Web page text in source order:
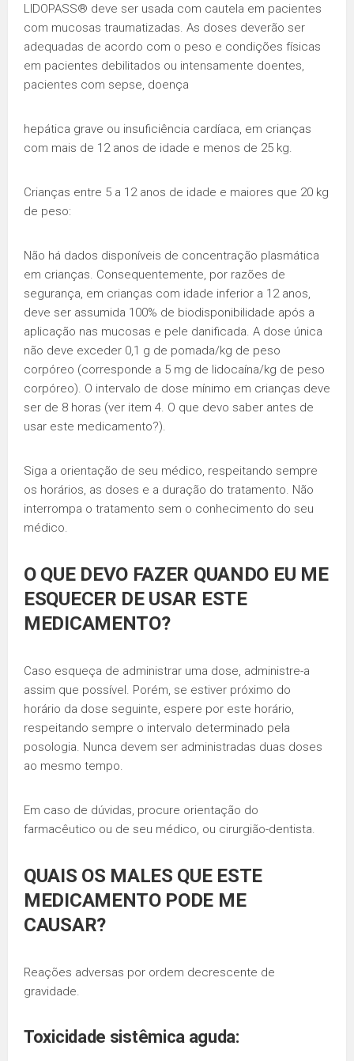
LIDOPASS® deve ser usada com cautela em pacientes
com mucosas traumatizadas. As doses deverão ser
adequadas de acordo com o peso e condições físicas
em pacientes debilitados ou intensamente doentes,
pacientes com sepse, doença
hepática grave ou insuficiência cardíaca, em crianças
com mais de 12 anos de idade e menos de 25 kg.
Crianças entre 5 a 12 anos de idade e maiores que 20 kg
de peso:
Não há dados disponíveis de concentração plasmática
em crianças. Consequentemente, por razões de
segurança, em crianças com idade inferior a 12 anos,
deve ser assumida 100% de biodisponibilidade após a
aplicação nas mucosas e pele danificada. A dose única
não deve exceder 0,1 g de pomada/kg de peso
corpóreo (corresponde a 5 mg de lidocaína/kg de peso
corpóreo). O intervalo de dose mínimo em crianças deve
ser de 8 horas (ver item 4. O que devo saber antes de
usar este medicamento?).
Siga a orientação de seu médico, respeitando sempre
os horários, as doses e a duração do tratamento. Não
interrompa o tratamento sem o conhecimento do seu
médico.
O QUE DEVO FAZER QUANDO EU ME
ESQUECER DE USAR ESTE
MEDICAMENTO?
Caso esqueça de administrar uma dose, administre-a
assim que possível. Porém, se estiver próximo do
horário da dose seguinte, espere por este horário,
respeitando sempre o intervalo determinado pela
posologia. Nunca devem ser administradas duas doses
ao mesmo tempo.
Em caso de dúvidas, procure orientação do
farmacêutico ou de seu médico, ou cirurgião-dentista.
QUAIS OS MALES QUE ESTE
MEDICAMENTO PODE ME
CAUSAR?
Reações adversas por ordem decrescente de
gravidade.
Toxicidade sistêmica aguda: